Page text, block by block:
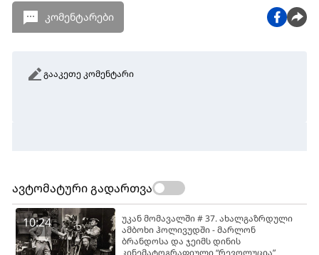
კომენტარები
გააკეთე კომენტარი
ავტომატური გადართვა
10:24
უკან მომავალში # 37. ახალგაზრდული
ამბოხი ჰოლივუდში - მარლონ
ბრანდოსა და ჯეიმს დინის
კინემატოგრაფიული “რევოლუცია”